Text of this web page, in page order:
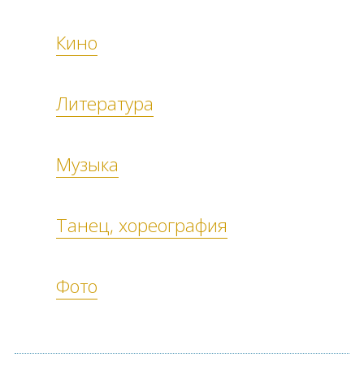
Кино
Литература
Музыка
Танец, хореография
Фото